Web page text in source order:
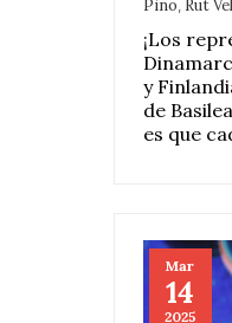
Pino Rut
¡Los
y
de
es que
Mar
14
2025